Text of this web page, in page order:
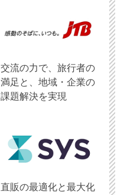
交流の力で、旅行者の
満足と、地域・企業の
課題解決を実現
直販の最適化と最大化